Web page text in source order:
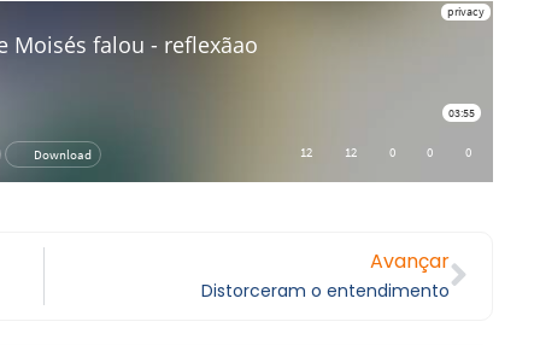
Avançar
Distorceram o entendimento